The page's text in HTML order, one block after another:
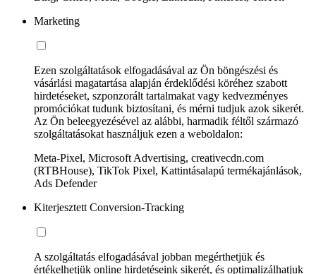
Marketing
Ezen szolgáltatások elfogadásával az Ön böngészési és
vásárlási magatartása alapján érdeklődési köréhez szabott
hirdetéseket, szponzorált tartalmakat vagy kedvezményes
promóciókat tudunk biztosítani, és mérni tudjuk azok sikerét.
Az Ön beleegyezésével az alábbi, harmadik féltől származó
szolgáltatásokat használjuk ezen a weboldalon:
Meta-Pixel, Microsoft Advertising, creativecdn.com
(RTBHouse), TikTok Pixel, Kattintásalapú termékajánlások,
Ads Defender
Kiterjesztett Conversion-Tracking
A szolgáltatás elfogadásával jobban megérthetjük és
értékelhetjük online hirdetéseink sikerét, és optimalizálhatjuk